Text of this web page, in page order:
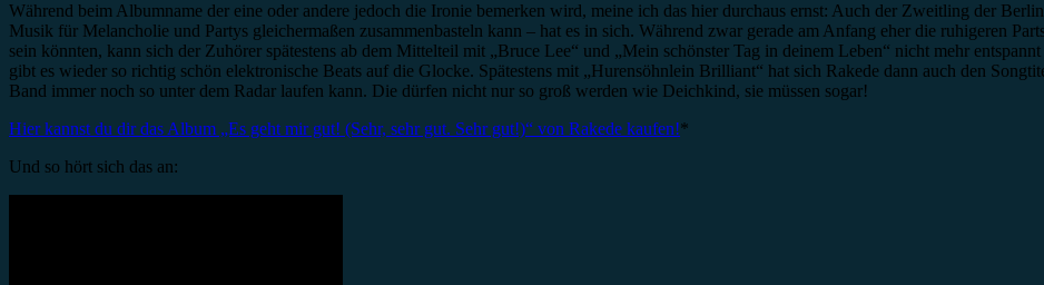
Während beim Albumname der eine oder andere jedoch die Ironie bemerken wird, meine ich das hier durchaus ernst: Auch der Zweitling der
Musik für Melancholie und Partys gleichermaßen zusammenbasteln kann – hat es in sich. Während zwar gerade am Anfang eher die ruhigeren
sein könnten, kann sich der Zuhörer spätestens ab dem Mittelteil mit „Bruce Lee“ und „Mein schönster Tag in deinem Leben“ nicht mehr
gibt es wieder so richtig schön elektronische Beats auf die Glocke. Spätestens mit „Hurensöhnlein Brilliant“ hat sich Rakede dann auch den
Band immer noch so unter dem Radar laufen kann. Die dürfen nicht nur so groß werden wie Deichkind, sie müssen sogar!
Hier kannst du dir das Album „Es geht mir gut! (Sehr, sehr gut. Sehr gut!)“ von Rakede kaufen!*
Und so hört sich das an: